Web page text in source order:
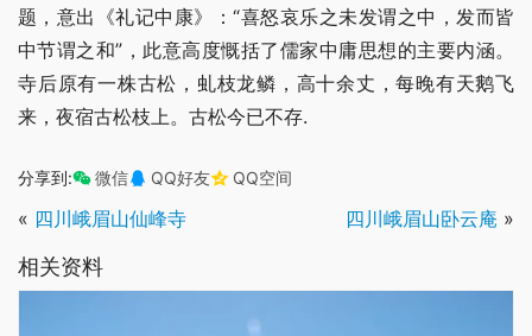
题，意出《礼记中康》：“喜怒哀乐之未发谓之中，发而皆
中节谓之和”，此意高度慨括了儒家中庸思想的主要内涵。
寺后原有一株古松，虬枝龙鳞，高十余丈，每晚有天鹅飞
来，夜宿古松枝上。古松今已不存.
分享到: 微信 QQ好友 QQ空间
« 四川峨眉山仙峰寺 四川峨眉山卧云庵 »
相关资料